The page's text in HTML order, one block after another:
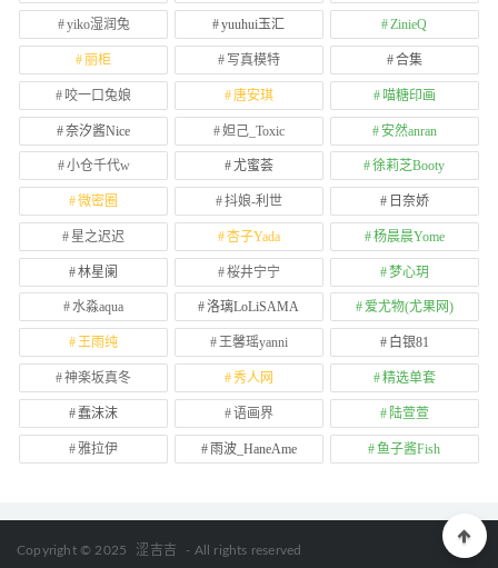
yiko湿润兔 yuuhui玉汇 ZinieQ
丽柜 写真模特 合集
咬一口兔娘 唐安琪 喵糖印画
奈汐酱Nice 妲己_Toxic 安然anran
小仓千代w 尤蜜荟 徐莉芝Booty
微密圈 抖娘-利世 日奈娇
星之迟迟 杏子Yada 杨晨晨Yome
林星阑 桜井宁宁 梦心玥
水淼aqua 洛璃LoLiSAMA 爱尤物(尤果网)
王雨纯 王馨瑶yanni 白银81
神楽坂真冬 秀人网 精选单套
蠢沫沫 语画界 陆萱萱
雅拉伊 雨波_HaneAme 鱼子酱Fish
Copyright © 2025 涩吉吉 - All rights reserved